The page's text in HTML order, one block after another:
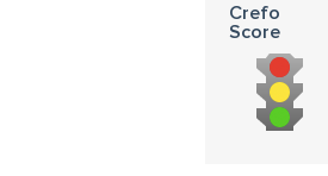
Crefo
Score